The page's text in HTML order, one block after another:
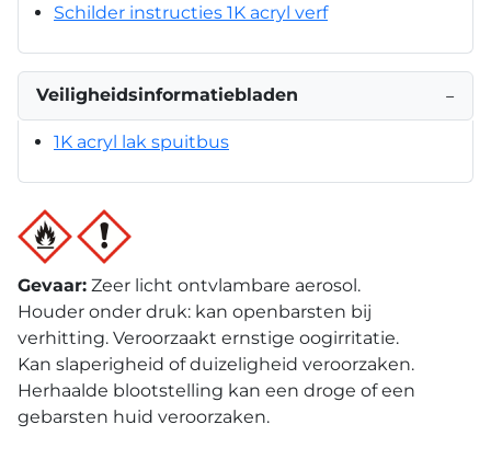
Schilder instructies 1K acryl verf
Veiligheidsinformatiebladen −
1K acryl lak spuitbus
Gevaar: Zeer licht ontvlambare aerosol.
Houder onder druk: kan openbarsten bij
verhitting. Veroorzaakt ernstige oogirritatie.
Kan slaperigheid of duizeligheid veroorzaken.
Herhaalde blootstelling kan een droge of een
gebarsten huid veroorzaken.